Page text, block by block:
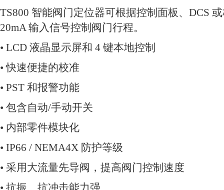
TS800 智能阀门定位器可根据控制面板、DCS
20mA 输入信号控制阀门行程。
• LCD 液晶显示屏和 4 键本地控制
• 快速便捷的校准
• PST 和报警功能
• 包含自动/手动开关
• 内部零件模块化
• IP66 / NEMA4X 防护等级
• 采用大流量先导阀，提高阀门控制速度
• 抗振、抗冲击能力强